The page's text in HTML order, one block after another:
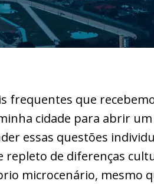
frequentes que
cidade para abrir um
essas questões
de diferenças
microcenário, mesmo